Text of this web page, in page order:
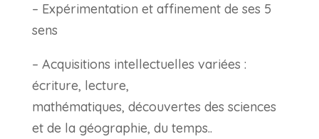
– Expérimentation et affinement de ses 5
sens
– Acquisitions intellectuelles variées :
écriture, lecture,
mathématiques, découvertes des sciences
et de la géographie, du temps..